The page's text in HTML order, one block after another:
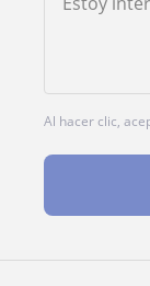
Al hacer clic,